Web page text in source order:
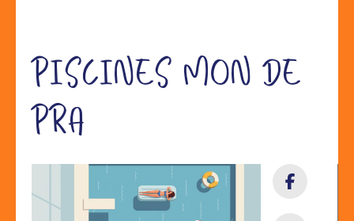
PISCINES MON DE
PRA